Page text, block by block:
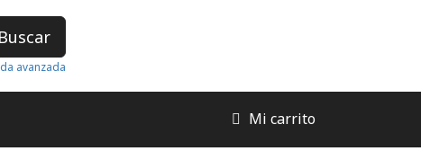
Buscar
avanzada
Mi carrito